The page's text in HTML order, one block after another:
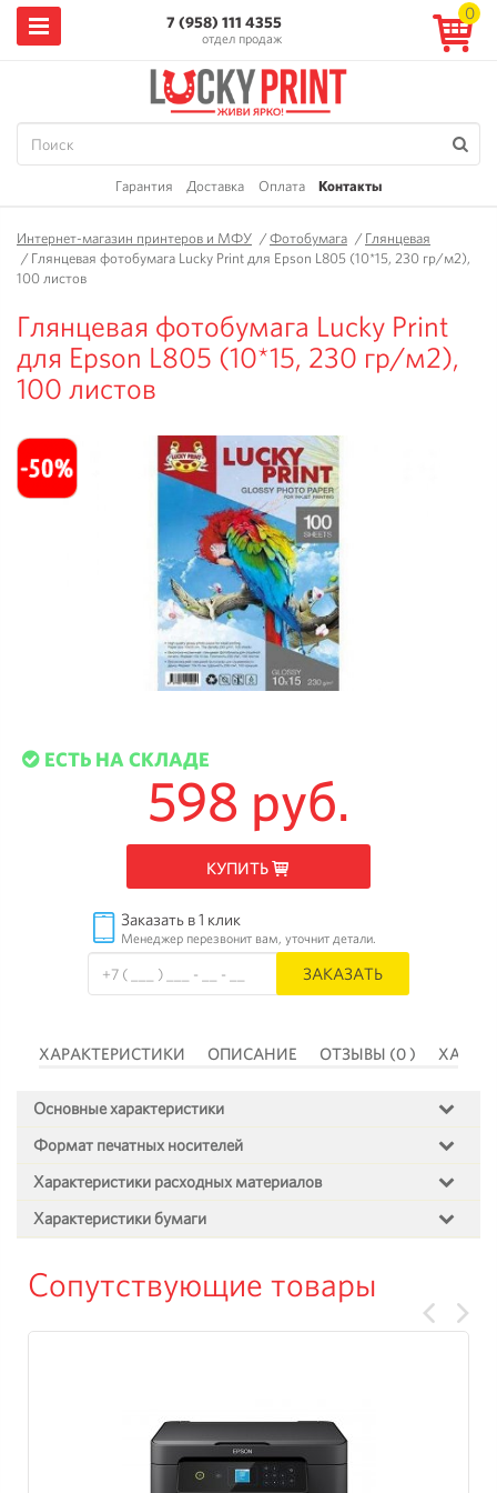
7 (958) 111 4355
отдел продаж
0
Гарантия Доставка Оплата Контакты
Интернет-магазин принтеров и МФУ /Фотобумага /Глянцевая
/Глянцевая фотобумага Lucky Print для Epson L805 (10*15, 230 гр/м2),
100 листов
Глянцевая фотобумага Lucky Print
для Epson L805 (10*15, 230 гр/м2),
100 листов
ЕСТЬ НА СКЛАДЕ
598 руб.
КУПИТЬ
Заказать в 1 клик
Менеджер перезвонит вам, уточнит детали.
ЗАКАЗАТЬ
ХАРАКТЕРИСТИКИ ОПИСАНИЕ ОТЗЫВЫ (0 )
Основные характеристики
Формат печатных носителей
Характеристики расходных материалов
Характеристики бумаги
Сопутствующие товары